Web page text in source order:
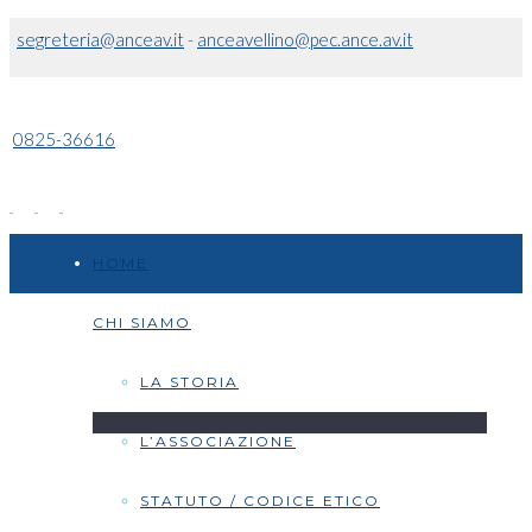
segreteria@anceav.it- anceavellino@pec.ance.av.it
0825-36616
CHI SIAMO
LA STORIA
L’ASSOCIAZIONE
STATUTO / CODICE ETICO